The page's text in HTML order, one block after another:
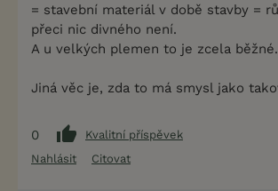
= stavební materiál v době stavby =
přeci nic divného není.
A u velkých plemen to je zcela běžné.
Jiná věc je, zda to má smysl jako
0
Kvalitní příspěvek
Nahlásit
Citovat